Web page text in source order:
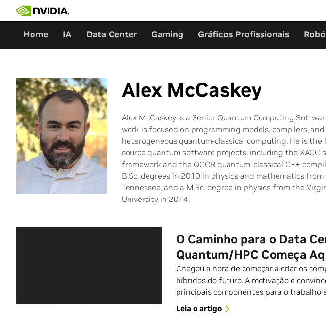
Home IA Data Center Gaming Gráficos Profissionais
Alex McCaskey
Alex McCaskey is a Senior Quantum Computing
work is focused on programming models, compilers,
heterogeneous quantum-classical computing. He is the
source quantum software projects, including the XACC
framework and the QCOR quantum-classical C++
B.Sc. degrees in 2010 in physics and mathematics
Tennessee, and a M.Sc. degree in physics from the
University in 2014.
O Caminho para o Data
Quantum/HPC Começa
Chegou a hora de começar a criar os
híbridos do futuro. A motivação é
principais componentes para o trabalho
Leia o artigo